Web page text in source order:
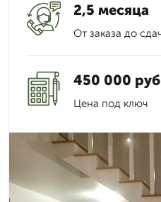
2,5 месяца
От заказа до
450 000
Цена под ключ